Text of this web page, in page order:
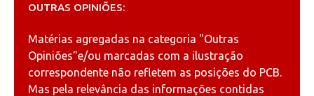
OUTRAS OPINIÕES:
Matérias agregadas na categoria "Outras
Opiniões"e/ou marcadas com a ilustração
correspondente não refletem as posições do PCB.
Mas pela relevância das informações contidas